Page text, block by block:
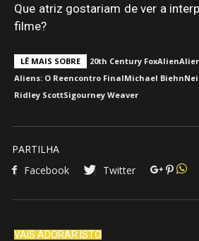
Que atriz gostariam de ver a
filme?
LÊ MAIS SOBRE 20th Century FoxAlien
Aliens: O Reencontro FinalMichael Biehn
Ridley ScottSigourney Weaver
PARTILHA
Facebook
Twitter
VAIS ADORAR ISTO